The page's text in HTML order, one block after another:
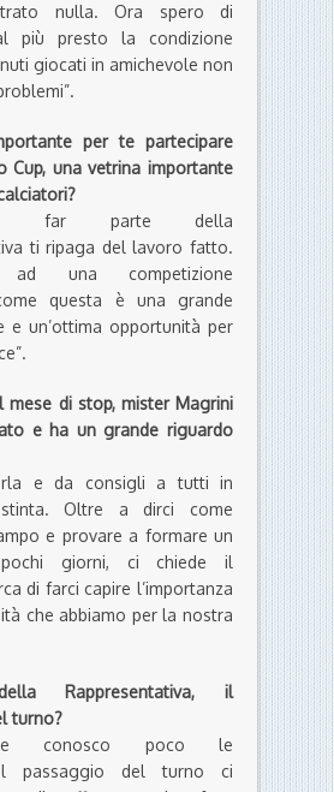
nulla. Ora spero di
più presto la condizione
giocati in amichevole non
per te partecipare
Cup, una vetrina importante
far parte della
ti ripaga del lavoro fatto.
ad una competizione
questa è una grande
e un’ottima opportunità per
mese di stop, mister Magrini
e ha un grande riguardo
e da consigli a tutti in
Oltre a dirci come
e provare a formare un
giorni, ci chiede il
di farci capire l’importanza
che abbiamo per la nostra
Rappresentativa, il
turno?
conosco poco le
Il passaggio del turno ci